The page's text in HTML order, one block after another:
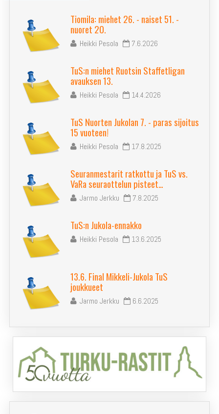
Tiomila: miehet 26. - naiset 51. -
nuoret 20.
Heikki Pesola 7.6.2026
TuS:n miehet Ruotsin Staffetligan
avauksen 13.
Heikki Pesola 14.4.2026
TuS Nuorten Jukolan 7. - paras sijoitus
15 vuoteen!
Heikki Pesola 17.8.2025
Seuranmestarit ratkottu ja TuS vs.
VaRa seuraottelun pisteet…
Jarmo Jerkku 7.8.2025
TuS:n Jukola-ennakko
Heikki Pesola 13.6.2025
13.6. Final Mikkeli-Jukola TuS
joukkueet
Jarmo Jerkku 6.6.2025